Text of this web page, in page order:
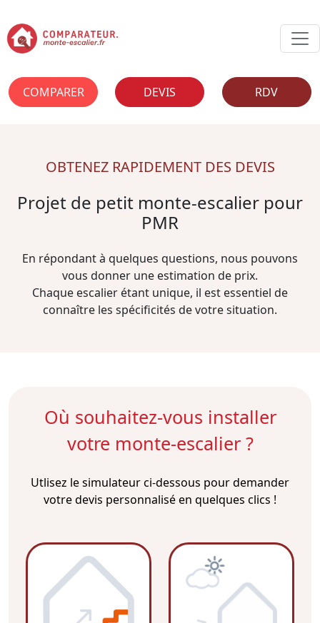
COMPARER DEVIS RDV
OBTENEZ RAPIDEMENT DES DEVIS
Projet de petit monte-escalier pour
PMR
En répondant à quelques questions, nous pouvons
vous donner une estimation de prix.
Chaque escalier étant unique, il est essentiel de
connaître les spécificités de votre situation.
Où souhaitez-vous installer
votre monte-escalier ?
Utlisez le simulateur ci-dessous pour demander
votre devis personnalisé en quelques clics !